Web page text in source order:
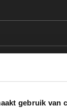
gebruik van